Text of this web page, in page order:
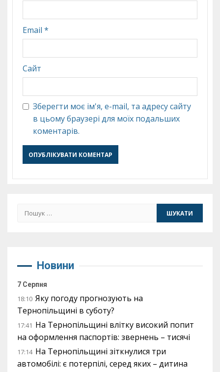
Email *
Сайт
Зберегти моє ім'я, e-mail, та адресу сайту
в цьому браузері для моїх подальших
коментарів.
Пошук:
Новини
7 Серпня
18:10 Яку погоду прогнозують на
Тернопільщині в суботу?
17:41 На Тернопільщині влітку високий попит
на оформлення паспортів: звернень – тисячі
17:14 На Тернопільщині зіткнулися три
автомобілі: є потерпілі, серед яких – дитина